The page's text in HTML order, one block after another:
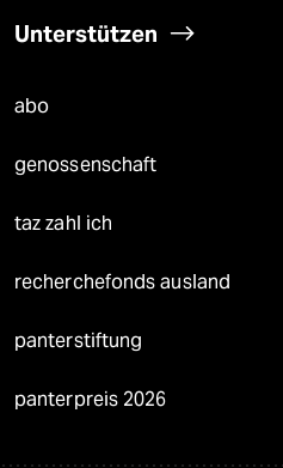
Unterstützen
abo
genossenschaft
taz zahl ich
recherchefonds ausland
panterstiftung
panterpreis 2026